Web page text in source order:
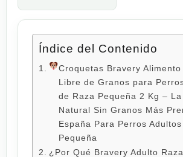
Índice del Contenido
Croquetas Bravery
Libre de Granos para
de Raza Pequeña 2 Kg –
Natural Sin Granos Más
España Para Perros
Pequeña
¿Por Qué Bravery Adulto